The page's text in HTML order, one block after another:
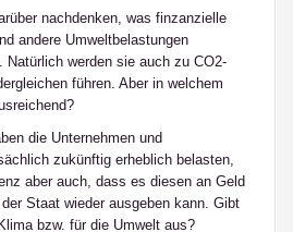
nachdenken, was finzanzielle
andere Umweltbelastungen
Natürlich werden sie auch zu CO2-
führen. Aber in welchem
die Unternehmen und
zukünftig erheblich belasten,
aber auch, dass es diesen an Geld
Staat wieder ausgeben kann. Gibt
bzw. für die Umwelt aus?